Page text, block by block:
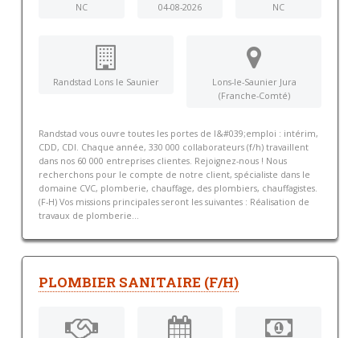
NC 04-08-2026 NC
Randstad Lons le Saunier
Lons-le-Saunier Jura
(Franche-Comté)
Randstad vous ouvre toutes les portes de l&#039;emploi : intérim,
CDD, CDI. Chaque année, 330 000 collaborateurs (f/h) travaillent
dans nos 60 000 entreprises clientes. Rejoignez-nous ! Nous
recherchons pour le compte de notre client, spécialiste dans le
domaine CVC, plomberie, chauffage, des plombiers, chauffagistes.
(F-H) Vos missions principales seront les suivantes : Réalisation de
travaux de plomberie...
PLOMBIER SANITAIRE (F/H)